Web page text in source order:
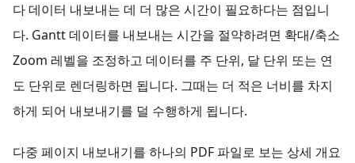
다 데이터 내보내는 데 더 많은 시간이 필요하다는 점입니
다. Gantt 데이터를 내보내는 시간을 절약하려면 확대/축소
Zoom 레벨을 조정하고 데이터를 주 단위, 달 단위 또는 연
도 단위로 렌더링하면 됩니다. 그때는 더 적은 너비를 차지
하게 되어 내보내기를 덜 수행하게 됩니다.
다중 페이지 내보내기를 하나의 PDF 파일로 보는 상세 개요